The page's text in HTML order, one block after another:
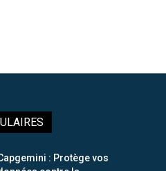
: Protège vos